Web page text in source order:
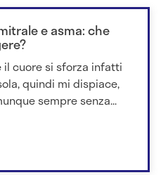
e asma: che
il cuore si sforza infatti
quindi mi dispiace,
sempre senza...